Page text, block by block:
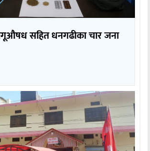
सहित धनगढीका चार जना